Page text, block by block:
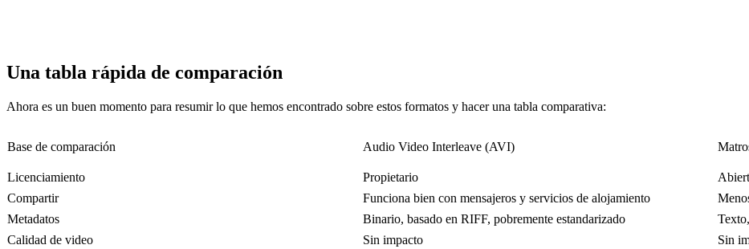
Una tabla rápida de comparación
Ahora es un buen momento para resumir lo que hemos encontrado sobre estos formatos y hacer una tabla comparativa:
Base de comparación Audio Video Interleave (AVI)
Licenciamiento Propietario
Compartir
Funciona bien con mensajeros y servicios de alojamiento
Metadatos
Binario, basado en RIFF, pobremente estandarizado
Calidad de video
Sin impacto
Sin